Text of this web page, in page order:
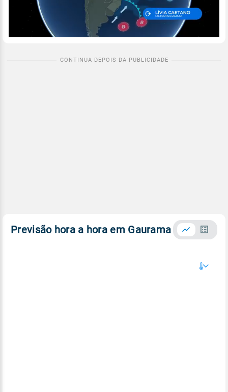
Previsão hora a hora em Gaurama